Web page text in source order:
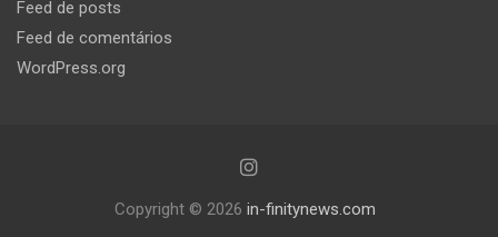
Feed de posts
Feed de comentários
WordPress.org
Copyright © 2026 in-finitynews.com